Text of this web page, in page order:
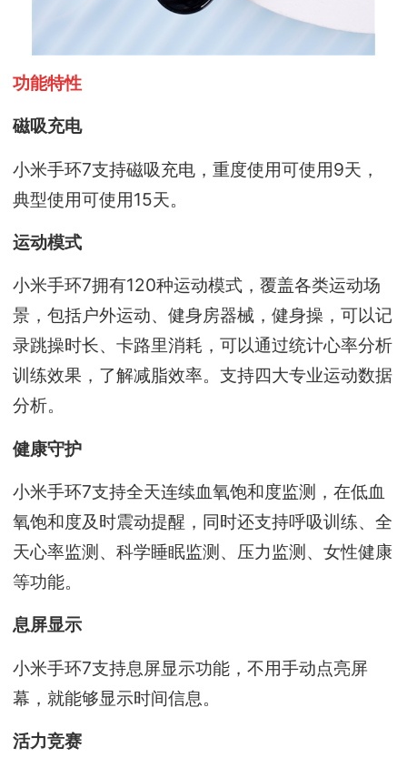
功能特性
磁吸充电
小米手环7支持磁吸充电，重度使用可使用9天，
典型使用可使用15天。
运动模式
小米手环7拥有120种运动模式，覆盖各类运动场
景，包括户外运动、健身房器械，健身操，可以记
录跳操时长、卡路里消耗，可以通过统计心率分析
训练效果，了解减脂效率。支持四大专业运动数据
分析。
健康守护
小米手环7支持全天连续血氧饱和度监测，在低血
氧饱和度及时震动提醒，同时还支持呼吸训练、全
天心率监测、科学睡眠监测、压力监测、女性健康
等功能。
息屏显示
小米手环7支持息屏显示功能，不用手动点亮屏
幕，就能够显示时间信息。
活力竞赛